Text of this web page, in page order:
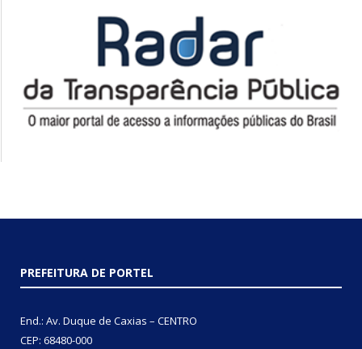
PREFEITURA DE PORTEL
End.: Av. Duque de Caxias – CENTRO
CEP: 68480-000